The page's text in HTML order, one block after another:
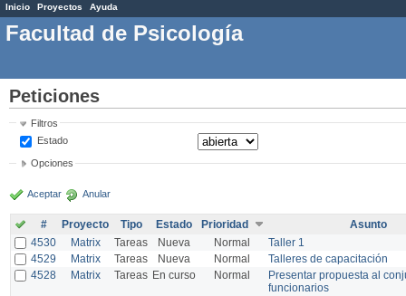
Inicio Proyectos Ayuda
Facultad de Psicología
Peticiones
Filtros
Estado
Opciones
Aceptar Anular
# Proyecto Tipo Estado Prioridad
Asunto
4530
Matrix Tareas Nueva Normal
Taller 1
4529
Matrix Tareas Nueva Normal
Talleres de capacitación
4528
Matrix Tareas En curso Normal
Presentar propuesta al
funcionarios